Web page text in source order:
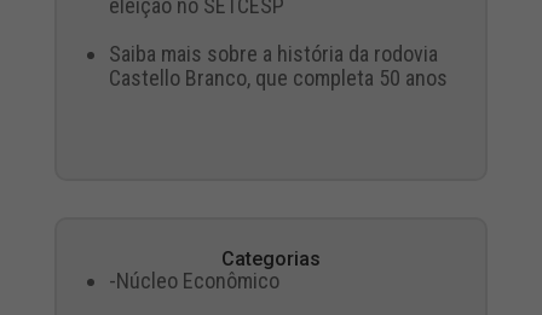
eleição no SETCESP
Saiba mais sobre a história da rodovia
Castello Branco, que completa 50 anos
Categorias
-Núcleo Econômico